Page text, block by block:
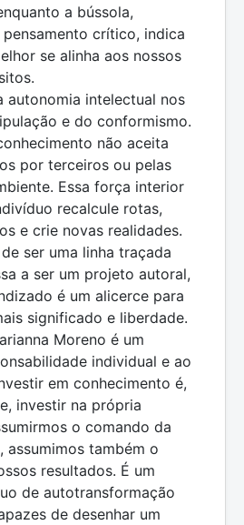
a bússola,
crítico, indica
se alinha aos nossos
autonomia intelectual nos
e do conformismo.
não aceita
por terceiros ou pelas
Essa força interior
recalcule rotas,
e crie novas realidades.
ser uma linha traçada
a ser um projeto autoral,
é um alicerce para
significado e liberdade.
Moreno é um
individual e ao
em conhecimento é,
investir na própria
o comando da
assumimos também o
resultados. É um
de autotransformação
de desenhar um